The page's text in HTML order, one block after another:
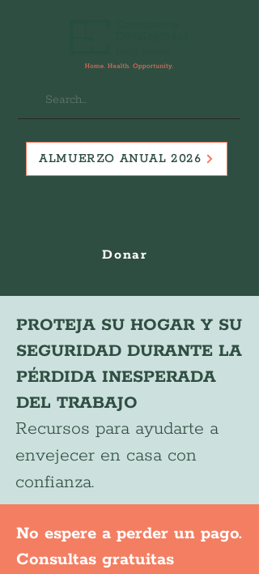
Donar
ALMUERZO ANUAL 2026
PROTEJA SU HOGAR Y SU
SEGURIDAD DURANTE LA
PÉRDIDA INESPERADA
DEL TRABAJO
Recursos para ayudarte a
envejecer en casa con
confianza.
No espere a perder un pago.
Consultas gratuitas